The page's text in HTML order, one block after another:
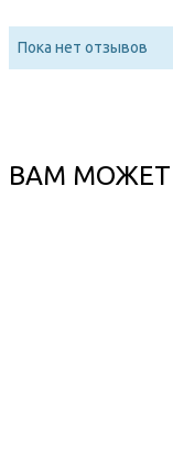
Пока нет отзывов
ВАМ МОЖЕТ